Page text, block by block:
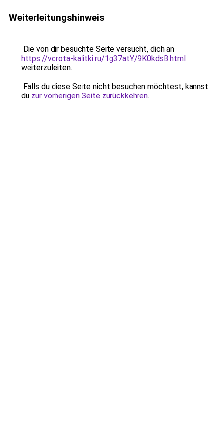
Weiterleitungshinweis
Die von dir besuchte Seite versucht, dich an
https://vorota-kalitki.ru/1g37atY/9K0kdsB.html
weiterzuleiten.
Falls du diese Seite nicht besuchen möchtest, kannst
du zur vorherigen Seite zurückkehren.